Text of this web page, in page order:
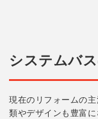
システムバ
現在のリフォームの
類やデザインも豊富